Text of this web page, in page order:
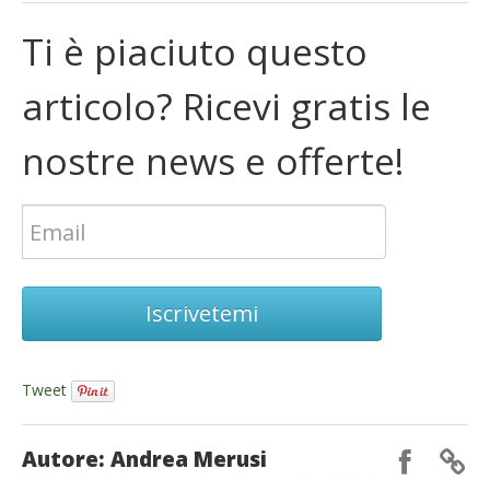
Ti è piaciuto questo
articolo? Ricevi gratis le
nostre news e offerte!
Iscrivetemi
Tweet
Autore: Andrea Merusi